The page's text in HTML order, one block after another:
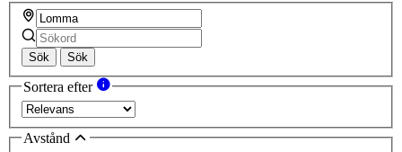
Sök Sök
Sortera efter
Avstånd